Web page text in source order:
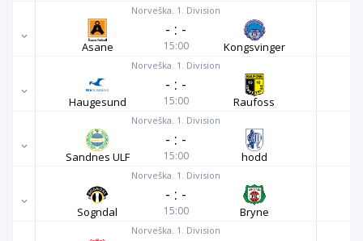
Norveška. 1. Division
Asane
- : -
15:00 Kongsvinger
Norveška. 1. Division
Haugesund
- : -
15:00 Raufoss
Norveška. 1. Division
Sandnes ULF
- : -
15:00 hodd
Norveška. 1. Division
Sogndal
- : -
15:00 Bryne
Norveška. 1. Division